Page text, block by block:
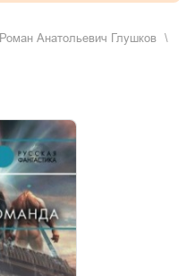
Роман Анатольевич Глушков